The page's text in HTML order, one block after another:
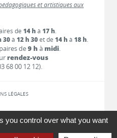
et artistiques aux
de 14 hà 17 h.
30à 12 h 30et de 14 hà 18 h.
de9 h à midi.
rendez-vous
68 00 12 12).
LÉGALES
you control over what you want